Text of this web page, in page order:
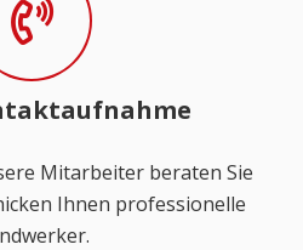
Mitarbeiter beraten Sie
Ihnen professionelle